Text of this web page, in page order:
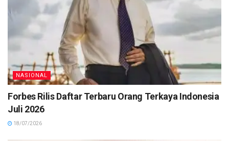
NASIONAL
Forbes Rilis Daftar Terbaru Orang Terkaya Indonesia
Juli 2026
18/07/2026